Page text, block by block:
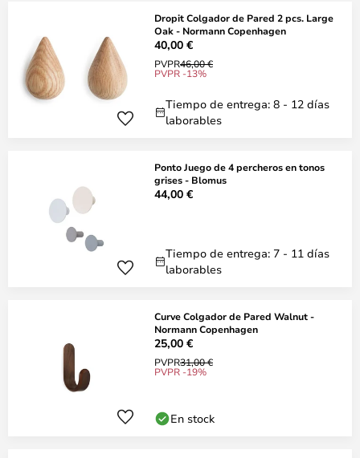
Dropit Colgador de Pared 2 pcs. Large
Oak - Normann Copenhagen
40,00 €
PVPR46,00 €
PVPR -13%
Tiempo de entrega: 8 - 12 días
laborables
Ponto Juego de 4 percheros en tonos
grises - Blomus
44,00 €
Tiempo de entrega: 7 - 11 días
laborables
Curve Colgador de Pared Walnut -
Normann Copenhagen
25,00 €
PVPR31,00 €
PVPR -19%
En stock